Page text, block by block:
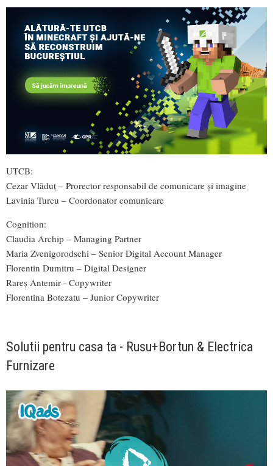
UTCB:
Cezar Vlăduț – Prorector responsabil de comunicare și imagine
Lavinia Turcu – Coordonator comunicare
Cognition:
Claudia Archip – Managing Partner
Maria Zvenigorodschi – Senior Digital Account Manager
Florentin Dumitru – Digital Designer
Rareș Antemir - Copywriter
Florentina Botezatu – Junior Copywriter
Solutii pentru casa ta - Rusu+Bortun & Electrica
Furnizare